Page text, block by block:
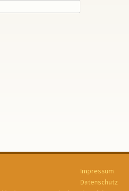
Impressum
Datenschutz